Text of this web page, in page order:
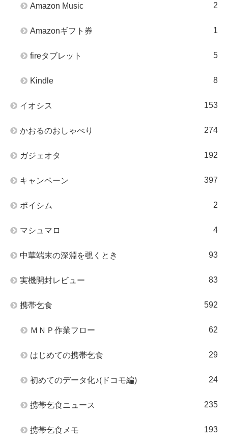
Amazon Music 2
Amazonギフト券 1
fireタブレット 5
Kindle 8
イオシス 153
かおるのおしゃべり 274
ガジェオタ 192
キャンペーン 397
ポイシム 2
マシュマロ 4
中華端末の深淵を覗くとき 93
実機開封レビュー 83
携帯乞食 592
ＭＮＰ作業フロー 62
はじめての携帯乞食 29
初めてのデータ化♪(ドコモ編) 24
携帯乞食ニュース 235
携帯乞食メモ 193